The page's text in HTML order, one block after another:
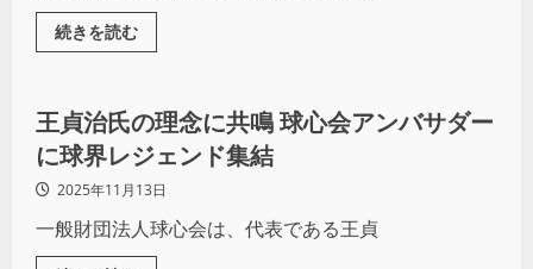
続きを読む
野球
王貞治氏の理念に共鳴 球心会アンバサダー
に球界レジェンド集結
2025年11月13日
一般財団法人球心会は、代表である王貞